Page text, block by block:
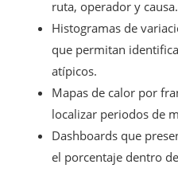
ruta, operador y causa.
Histogramas de
que permitan
atípicos.
Mapas de calor por
localizar periodos de
Dashboards que
el porcentaje dentro